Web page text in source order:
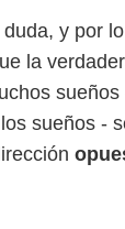
y por
la
sueños
sueños -